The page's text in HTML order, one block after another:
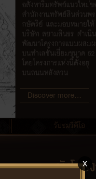
Discover more...
รับชมวิดีโอ
ผังโคร
x